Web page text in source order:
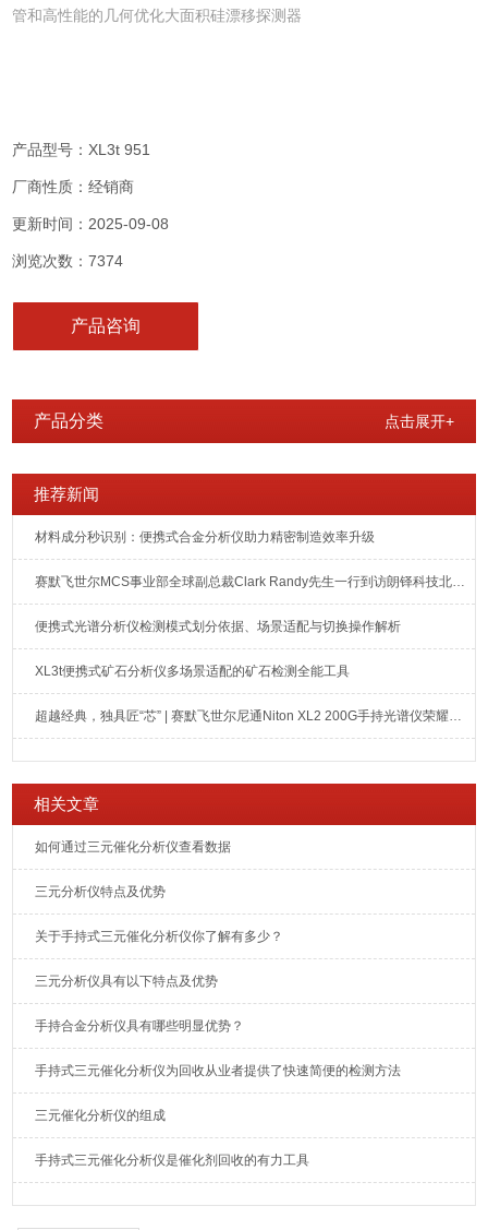
管和高性能的几何优化大面积硅漂移探测器
产品型号：XL3t 951
厂商性质：经销商
更新时间：2025-09-08
浏览次数：7374
产品咨询
产品分类 点击展开+
推荐新闻
材料成分秒识别：便携式合金分析仪助力精密制造效率升级
赛默飞世尔MCS事业部全球副总裁Clark Randy先生一行到访朗铎科技北京总部
便携式光谱分析仪检测模式划分依据、场景适配与切换操作解析
XL3t便携式矿石分析仪多场景适配的矿石检测全能工具
超越经典，独具匠“芯” | 赛默飞世尔尼通Niton XL2 200G手持光谱仪荣耀上市
相关文章
如何通过三元催化分析仪查看数据
三元分析仪特点及优势
关于手持式三元催化分析仪你了解有多少？
三元分析仪具有以下特点及优势
手持合金分析仪具有哪些明显优势？
手持式三元催化分析仪为回收从业者提供了快速简便的检测方法
三元催化分析仪的组成
手持式三元催化分析仪是催化剂回收的有力工具